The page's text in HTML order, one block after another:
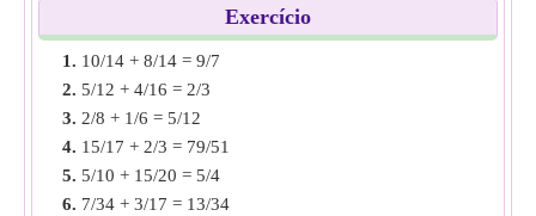
encontre a adição de fração adequada de 10/12
3/9.
Solução:ambas as frações têm denominadores diferentes,
faça o denominador mesmo encontrando o MMC dos
denominadores. ou seja, 30/36 e 12/36
Adicione ambas as frações, ou seja, 30/36 + 12/36 = 7/6
Adição de fração adequada de
Exercício
1. 10/14 + 8/14 = 9/7
2. 5/12 + 4/16 = 2/3
3. 2/8 + 1/6 = 5/12
4. 15/17 + 2/3 = 79/51
5. 5/10 + 15/20 = 5/4
6. 7/34 + 3/17 = 13/34